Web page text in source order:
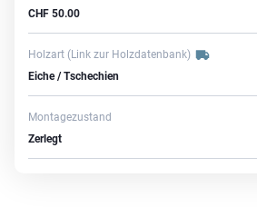
CHF 50.00
Holzart (Link zur Holzdatenbank)
Eiche / Tschechien
Montagezustand
Zerlegt